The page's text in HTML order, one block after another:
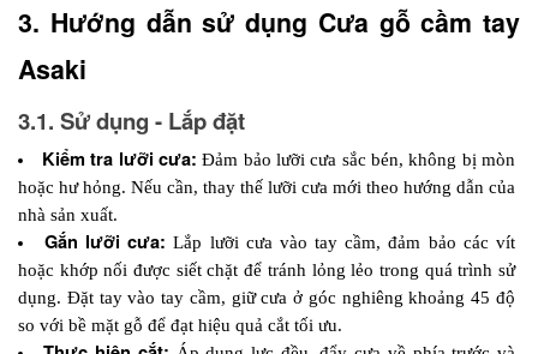
3. Hướng dẫn sử dụng Cưa gỗ cầm tay
Asaki
3.1. Sử dụng - Lắp đặt
Kiểm tra lưỡi cưa: Đảm bảo lưỡi cưa sắc bén, không bị mòn
hoặc hư hỏng. Nếu cần, thay thế lưỡi cưa mới theo hướng dẫn của
nhà sản xuất.
Gắn lưỡi cưa: Lắp lưỡi cưa vào tay cầm, đảm bảo các vít
hoặc khớp nối được siết chặt để tránh lỏng lẻo trong quá trình sử
dụng. Đặt tay vào tay cầm, giữ cưa ở góc nghiêng khoảng 45 độ
so với bề mặt gỗ để đạt hiệu quả cắt tối ưu.